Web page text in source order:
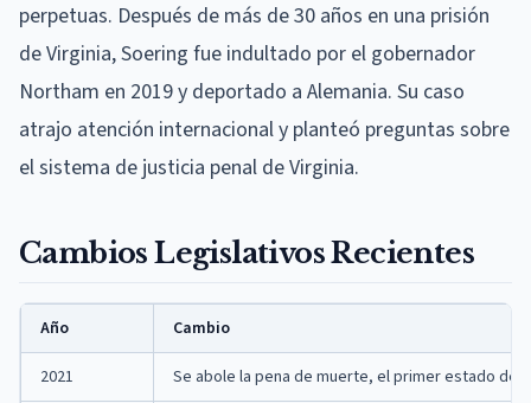
perpetuas. Después de más de 30 años en una prisión
de Virginia, Soering fue indultado por el gobernador
Northam en 2019 y deportado a Alemania. Su caso
atrajo atención internacional y planteó preguntas sobre
el sistema de justicia penal de Virginia.
Cambios Legislativos Recientes
Año Cambio
2021 Se abole la pena de muerte, el primer estado del